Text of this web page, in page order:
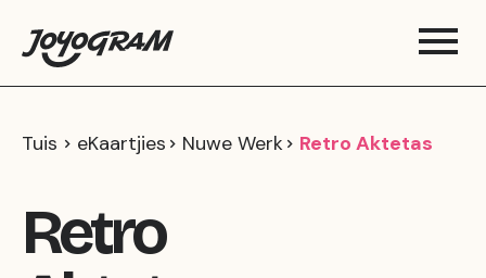
Tuis eKaartjies Nuwe Werk Retro Aktetas
Retro